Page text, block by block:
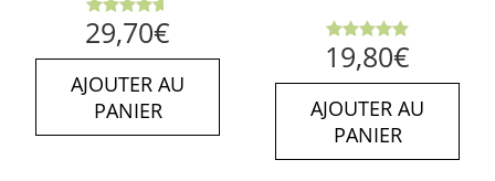
Note
4.64sur
5
29,70€
AJOUTER AU
PANIER
Note5.00
sur 5
19,80€
AJOUTER AU
PANIER